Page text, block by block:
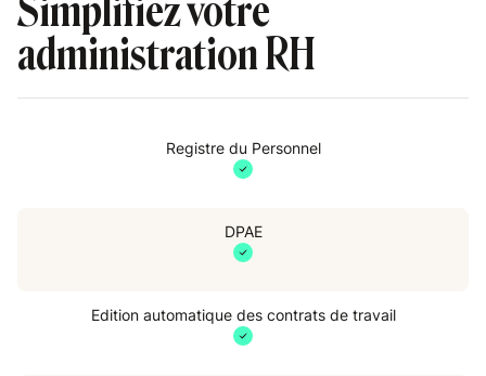
Simplifiez votre
administration RH
Registre du Personnel
DPAE
Edition automatique des contrats de travail